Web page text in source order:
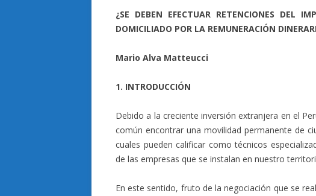
¿SE DEBEN EFECTUAR RETENCIONES DEL
DOMICILIADO POR LA REMUNERACIÓN
Mario Alva Matteucci
1. INTRODUCCIÓN
Debido a la creciente inversión extranjera en el
común encontrar una movilidad permanente de
cuales pueden calificar como técnicos
de las empresas que se instalan en nuestro
En este sentido, fruto de la negociación que se